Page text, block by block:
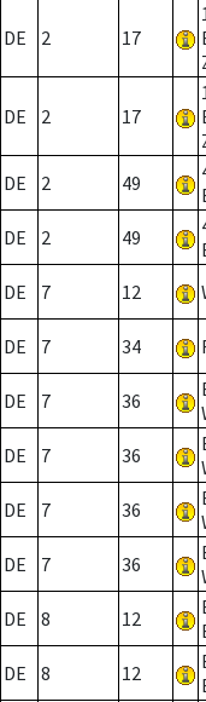
DE 2 17
DE 2 17
DE 2 49
DE 2 49
DE 7 12
DE 7 34
DE 7 36
DE 7 36
DE 7 36
DE 7 36
DE 8 12
DE 8 12